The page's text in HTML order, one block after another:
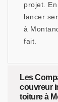
projet.
lancer
à
fait.
Les
couvreur
toiture à